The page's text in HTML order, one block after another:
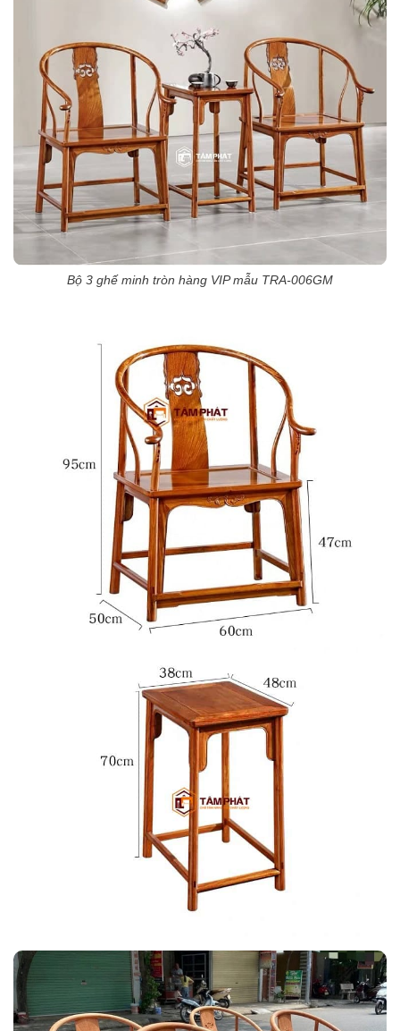
Bộ 3 ghế minh tròn hàng VIP mẫu TRA-006GM